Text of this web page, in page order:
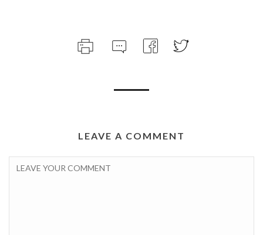
LEAVE A COMMENT